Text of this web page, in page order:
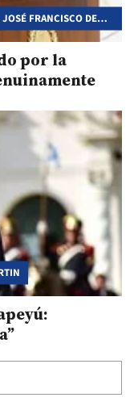
FRANCISCO DE
por la